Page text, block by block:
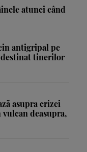
atunci când
antigripal pe
destinat tinerilor
asupra crizei
vulcan deasupra,